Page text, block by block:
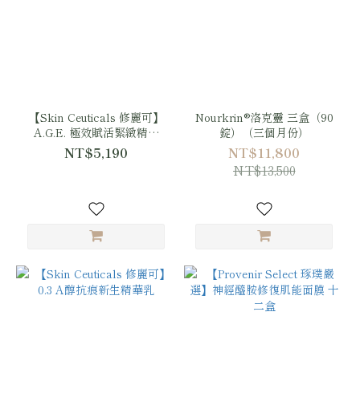
【Skin Ceuticals 修麗可】
A.G.E. 極效賦活緊緻精華
30ml
NT$5,190
Nourkrin®洛克靈 三盒（90
錠）（三個月份）
NT$11,800
NT$13,500